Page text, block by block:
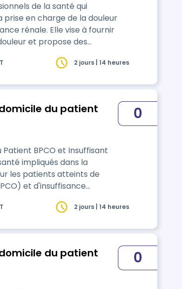
de la santé qui
en charge de la douleur
vise à fournir
de la gestion de
2 jours | 14 heures
du patient
BPCO et Insuffisant
impliqués dans la
les patients atteints de
et d'insuffisance
sécurisé et efficace. Les
0
2 jours | 14 heures
du patient
0